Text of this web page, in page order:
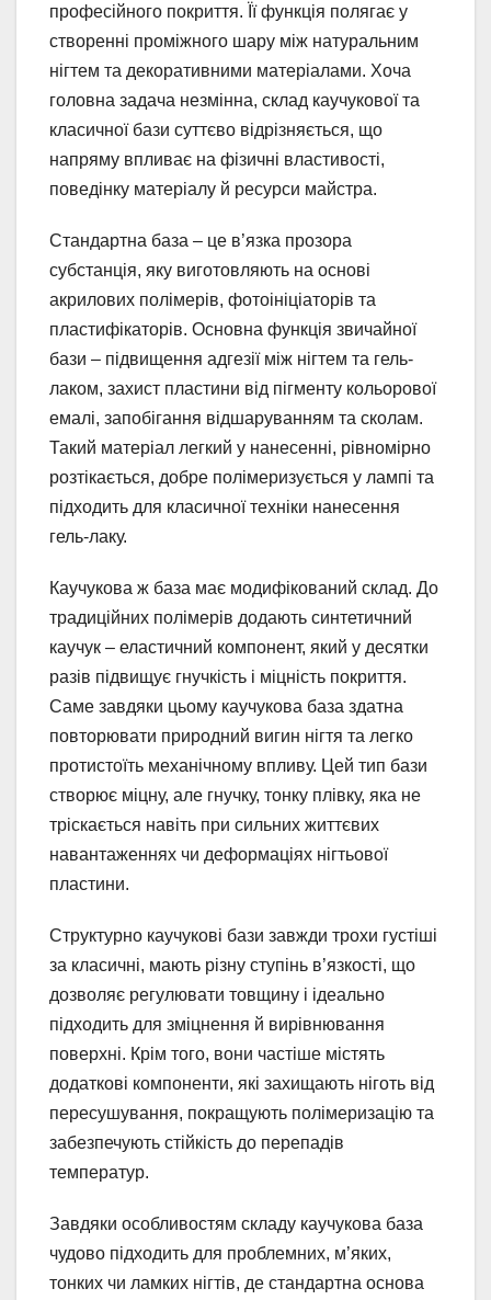
професійного покриття. Її функція полягає у
створенні проміжного шару між натуральним
нігтем та декоративними матеріалами. Хоча
головна задача незмінна, склад каучукової та
класичної бази суттєво відрізняється, що
напряму впливає на фізичні властивості,
поведінку матеріалу й ресурси майстра.
Стандартна база – це в’язка прозора
субстанція, яку виготовляють на основі
акрилових полімерів, фотоініціаторів та
пластифікаторів. Основна функція звичайної
бази – підвищення адгезії між нігтем та гель-
лаком, захист пластини від пігменту кольорової
емалі, запобігання відшаруванням та сколам.
Такий матеріал легкий у нанесенні, рівномірно
розтікається, добре полімеризується у лампі та
підходить для класичної техніки нанесення
гель-лаку.
Каучукова ж база має модифікований склад. До
традиційних полімерів додають синтетичний
каучук – еластичний компонент, який у десятки
разів підвищує гнучкість і міцність покриття.
Саме завдяки цьому каучукова база здатна
повторювати природний вигин нігтя та легко
протистоїть механічному впливу. Цей тип бази
створює міцну, але гнучку, тонку плівку, яка не
тріскається навіть при сильних життєвих
навантаженнях чи деформаціях нігтьової
пластини.
Структурно каучукові бази завжди трохи густіші
за класичні, мають різну ступінь в’язкості, що
дозволяє регулювати товщину і ідеально
підходить для зміцнення й вирівнювання
поверхні. Крім того, вони частіше містять
додаткові компоненти, які захищають ніготь від
пересушування, покращують полімеризацію та
забезпечують стійкість до перепадів
температур.
Завдяки особливостям складу каучукова база
чудово підходить для проблемних, м’яких,
тонких чи ламких нігтів, де стандартна основа